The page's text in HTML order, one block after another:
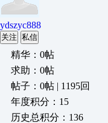
ydszyc888
关注 私信
精华：0帖
求助：0帖
帖子：0帖 | 1195回
年度积分：15
历史总积分：136